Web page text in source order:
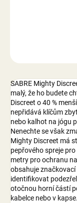
SABRE Mighty
malý, že ho budete
Discreet o 40 %
nepřidává klíčům
nebo kalhot na jógu
Nenechte se však
Mighty Discreet má
pepřového spreje
metry pro ochranu
obsahuje
identifikovat
otočnou horní částí
kabelce nebo v